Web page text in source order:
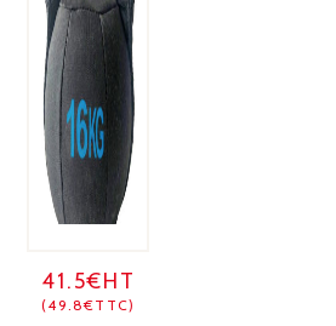
41.5€HT
(49.8€TTC)